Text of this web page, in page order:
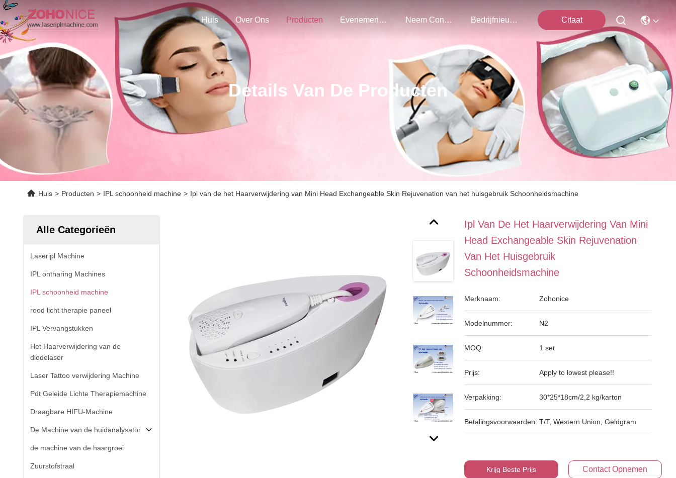
Huis Over Ons Producten Evenementen Neem Contact Met Ons Op Bedrijfnieuws Citaat
Details Van De Producten
Huis > Producten > IPL schoonheid machine > Ipl van de het Haarverwijdering van Mini Head Exchangeable Skin Rejuvenation van het huisgebruik Schoonheidsmachine
Alle Categorieën
Laseripl Machine
IPL ontharing Machines
IPL schoonheid machine
rood licht therapie paneel
IPL Vervangstukken
Het Haarverwijdering van de
diodelaser
Laser Tattoo verwijdering Machine
Pdt Geleide Lichte Therapiemachine
Draagbare HIFU-Machine
De Machine van de huidanalysator
de machine van de haargroei
Zuurstofstraal
Ipl Van De Het Haarverwijdering Van Mini
Head Exchangeable Skin Rejuvenation
Van Het Huisgebruik
Schoonheidsmachine
Merknaam: Zohonice
Modelnummer: N2
MOQ: 1 set
Prijs: Apply to lowest please!!
Verpakking: 30*25*18cm/2,2 kg/karton
Betalingsvoorwaarden: T/T, Western Union, Geldgram
Krijg Beste Prijs Contact Opnemen